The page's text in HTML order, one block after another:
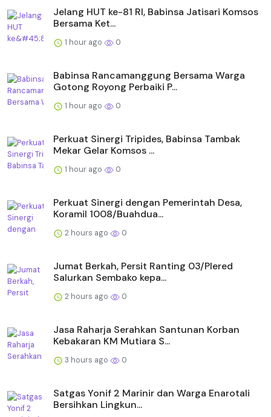
Jelang HUT ke-81 RI, Babinsa Jatisari Komsos
Bersama Ket...
1 hour ago 0
Babinsa Rancamanggung Bersama Warga
Gotong Royong Perbaiki P...
1 hour ago 0
Perkuat Sinergi Tripides, Babinsa Tambak
Mekar Gelar Komsos ...
1 hour ago 0
Perkuat Sinergi dengan Pemerintah Desa,
Koramil 1008/Buahdua...
2 hours ago 0
Jumat Berkah, Persit Ranting 03/Plered
Salurkan Sembako kepa...
2 hours ago 0
Jasa Raharja Serahkan Santunan Korban
Kebakaran KM Mutiara S...
3 hours ago 0
Satgas Yonif 2 Marinir dan Warga Enarotali
Bersihkan Lingkun...